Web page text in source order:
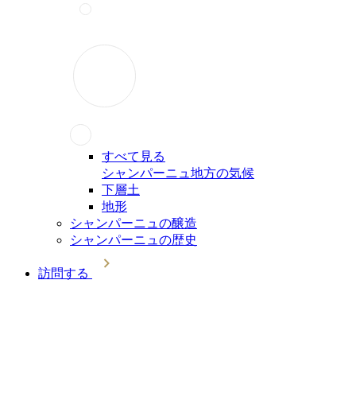
すべて見る
シャンパーニュ地方の気候
下層土
地形
シャンパーニュの醸造
シャンパーニュの歴史
訪問する